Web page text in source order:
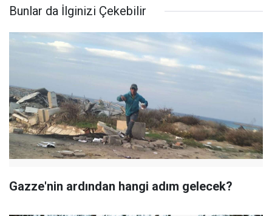
Bunlar da İlginizi Çekebilir
Gazze'nin ardından hangi adım gelecek?